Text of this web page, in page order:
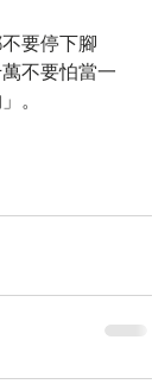
要停下腳
不要怕當一
。